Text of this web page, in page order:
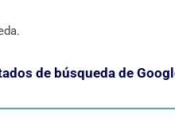
de búsqueda de